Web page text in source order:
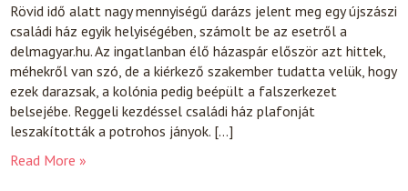
Rövid idő alatt nagy mennyiségű darázs jelent meg egy újszászi
családi ház egyik helyiségében, számolt be az esetről a
delmagyar.hu. Az ingatlanban élő házaspár először azt hittek,
méhekről van szó, de a kiérkező szakember tudatta velük, hogy
ezek darazsak, a kolónia pedig beépült a falszerkezet
belsejébe. Reggeli kezdéssel családi ház plafonját
leszakították a potrohos jányok. […]
Read More »